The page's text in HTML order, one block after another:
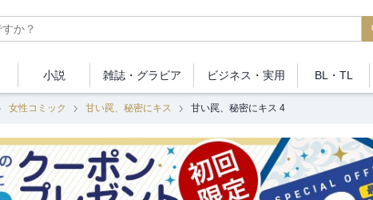
小説 雑誌・ グラビア ビジネス ・実用 BL・TL
女性コミック 甘い罠、秘密にキス 甘い罠、秘密にキス 4